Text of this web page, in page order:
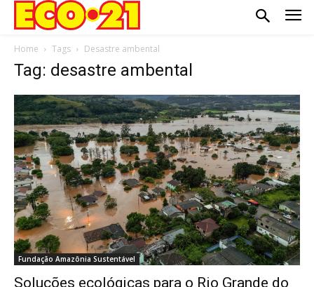
Home Tags Desastre ambental
Tag: desastre ambental
Fundação Amazônia Sustentável
Soluções ecológicas para o Rio Grande do